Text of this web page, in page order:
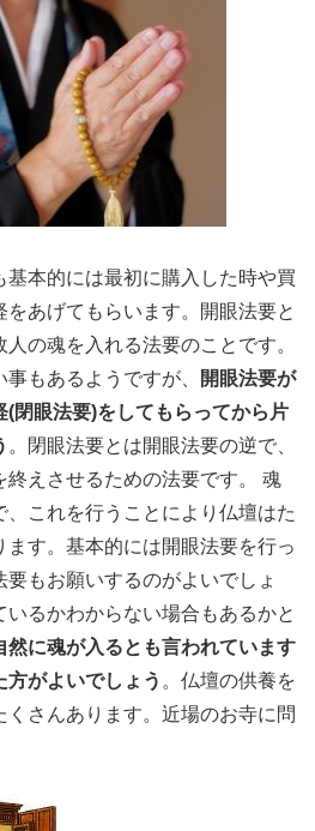
基本的には最初に購入した時や買
あげてもらいます。開眼法要と
の魂を入れる法要のことです。
もあるようですが、
開眼法要が
(閉眼法要)をしてもらってから片
。閉眼法要とは開眼法要の逆で、
終えさせるための法要です。 魂
これを行うことにより仏壇はた
す。基本的には開眼法要を行っ
もお願いするのがよいでしょ
いるかわからない場合もあるかと
然に魂が入るとも言われています
がよいでしょう 。仏壇の供養を
さんあります。近場のお寺に問